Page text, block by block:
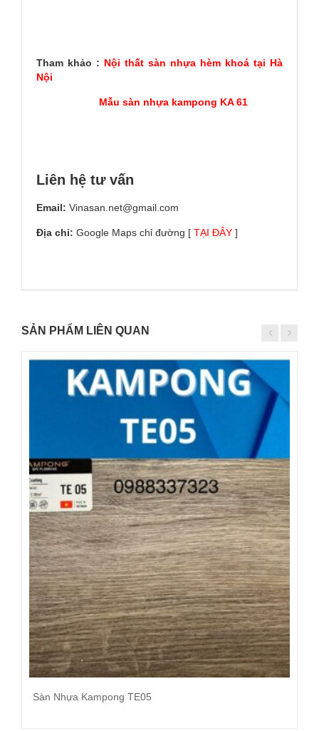
Tham khảo : Nội thất sàn nhựa hèm khoá tại Hà
Nội
Mẫu sàn nhựa kampong KA 61
Liên hệ tư vấn
Email: Vinasan.net@gmail.com
Địa chỉ: Google Maps chỉ đường [ TẠI ĐÂY ]
SẢN PHẨM LIÊN QUAN
Sàn Nhựa Kampong TE05